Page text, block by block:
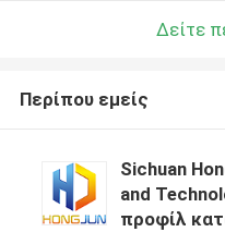
Δείτε
Περίπου εμείς
Sichuan
and
προφίλ